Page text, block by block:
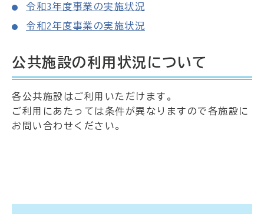
令和3年度事業の実施状況
令和2年度事業の実施状況
公共施設の利用状況について
各公共施設はご利用いただけます。
ご利用にあたっては条件が異なりますので各施設に
お問い合わせください。